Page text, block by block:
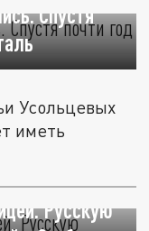
Спустя
Усольцевых
иметь
Русскую